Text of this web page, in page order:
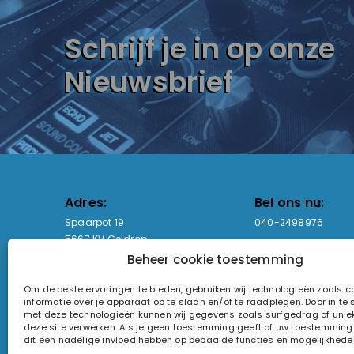
Beheer cookie toestemming
Om de beste ervaringen te bieden, gebruiken wij technologieën zoals
informatie over je apparaat op te slaan en/of te raadplegen. Door in te
met deze technologieën kunnen wij gegevens zoals surfgedrag of
deze site verwerken. Als je geen toestemming geeft of uw
dit een nadelige invloed hebben op bepaalde functies en
Schrijf je in op onze
Nieuwsbrief
Adres:
Spaarpot 19
5667 KV Geldrop
Bel ons nu:
040-2498976
sales@lightandsound.store
Openingstijden:
Ma - Vr: 09:00-17:00
Za: Enkel op
KvK-nummer: 60857196
Btw-nummer: NL854090368B01